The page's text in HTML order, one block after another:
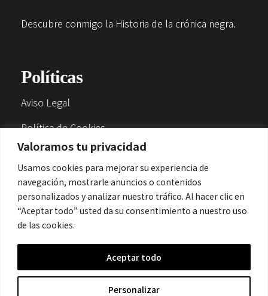
Valoramos tu privacidad
Usamos cookies para mejorar su experiencia de
navegación, mostrarle anuncios o contenidos
personalizados y analizar nuestro tráfico. Al hacer clic en
“Aceptar todo” usted da su consentimiento a nuestro uso
de las cookies.
Personalizar
Aceptar todo
Descubre conmigo la Historia de la crónica negra.
Políticas
Aviso Legal
Política de Cookies
Política de Privacidad
Contacto
© 2026 Historia de la Crónica negra. All rights reserved.